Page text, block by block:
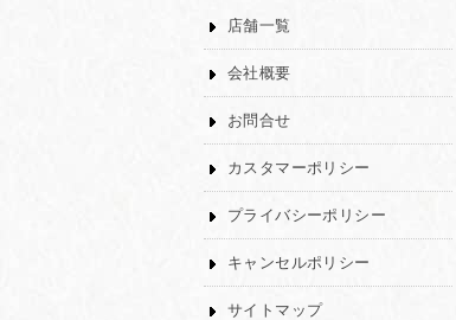
店舗一覧
会社概要
お問合せ
カスタマーポリシー
プライバシーポリシー
キャンセルポリシー
サイトマップ